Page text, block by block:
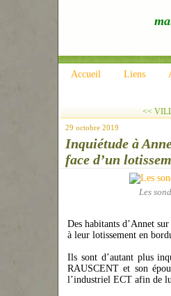
Accueil Liens
<<
29 octobre 2019
Inquiétude à
face d’un
Les
Des habitants d’Annet
à leur lotissement en
Ils sont d’autant plus
RAUSCENT et son
l’industriel ECT afin de